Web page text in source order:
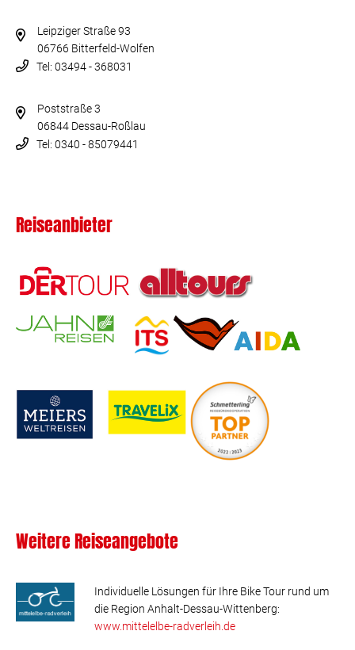
Leipziger Straße 93
06766 Bitterfeld-Wolfen
Tel: 03494 - 368031
Poststraße 3
06844 Dessau-Roßlau
Tel: 0340 - 85079441
Reiseanbieter
Weitere Reiseangebote
Individuelle Lösungen für Ihre Bike Tour rund um
die Region Anhalt-Dessau-Wittenberg:
www.mittelelbe-radverleih.de